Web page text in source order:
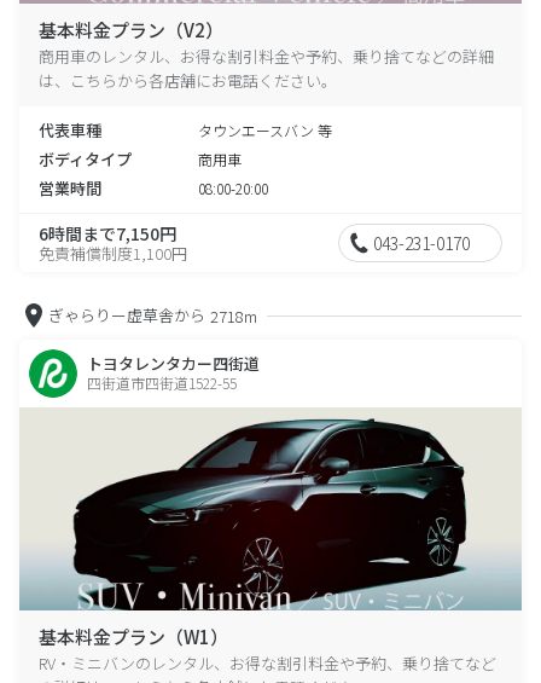
基本料金プラン（V2）
商用車のレンタル、お得な割引料金や予約、乗り捨てなどの詳細
は、こちらから各店舗にお電話ください。
代表車種 タウンエースバン 等
ボディタイプ 商用車
営業時間 08:00-20:00
6時間まで7,150円
免責補償制度1,100円 043-231-0170
ぎゃらりー虚草舎から 2718m
トヨタレンタカー四街道
四街道市四街道1522-55
基本料金プラン（W1）
RV・ミニバンのレンタル、お得な割引料金や予約、乗り捨てなど